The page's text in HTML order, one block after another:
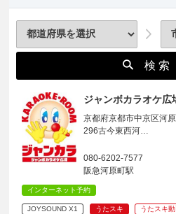
検 索
ジャンボカラオケ
京都府京都市中京区河
296古今東西河…
080-6202-7577
阪急河原町駅
インターネット予約
JOYSOUND X1 うたスキ
うたスキ